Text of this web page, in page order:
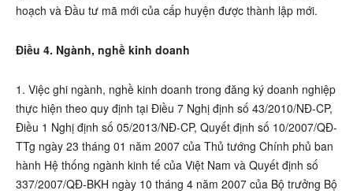
hoạch và Đầu tư mã mới của cấp huyện được thành lập mới.
Điều 4. Ngành, nghề kinh doanh
1. Việc ghi ngành, nghề kinh doanh trong đăng ký doanh nghiệp
thực hiện theo quy định tại Điều 7 Nghị định số 43/2010/NĐ-CP,
Điều 1 Nghị định số 05/2013/NĐ-CP, Quyết định số 10/2007/QĐ-
TTg ngày 23 tháng 01 năm 2007 của Thủ tướng Chính phủ ban
hành Hệ thống ngành kinh tế của Việt Nam và Quyết định số
337/2007/QĐ-BKH ngày 10 tháng 4 năm 2007 của Bộ trưởng Bộ